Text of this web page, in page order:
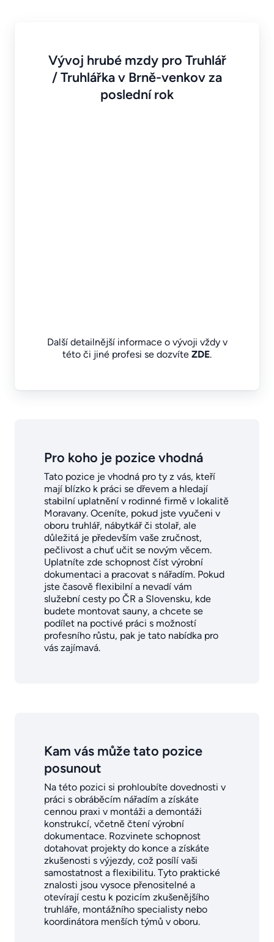
Vývoj hrubé mzdy pro Truhlář
/ Truhlářka v Brně-venkov za
poslední rok
Další detailnější informace o vývoji vždy v
této či jiné profesi se dozvíte ZDE.
Pro koho je pozice vhodná
Tato pozice je vhodná pro ty z vás, kteří
mají blízko k práci se dřevem a hledají
stabilní uplatnění v rodinné firmě v lokalitě
Moravany. Oceníte, pokud jste vyučeni v
oboru truhlář, nábytkář či stolař, ale
důležitá je především vaše zručnost,
pečlivost a chuť učit se novým věcem.
Uplatníte zde schopnost číst výrobní
dokumentaci a pracovat s nářadím. Pokud
jste časově flexibilní a nevadí vám
služební cesty po ČR a Slovensku, kde
budete montovat sauny, a chcete se
podílet na poctivé práci s možností
profesního růstu, pak je tato nabídka pro
vás zajímavá.
Kam vás může tato pozice
posunout
Na této pozici si prohloubíte dovednosti v
práci s obráběcím nářadím a získáte
cennou praxi v montáži a demontáži
konstrukcí, včetně čtení výrobní
dokumentace. Rozvinete schopnost
dotahovat projekty do konce a získáte
zkušenosti s výjezdy, což posílí vaši
samostatnost a flexibilitu. Tyto praktické
znalosti jsou vysoce přenositelné a
otevírají cestu k pozicím zkušenějšího
truhláře, montážního specialisty nebo
koordinátora menších týmů v oboru.